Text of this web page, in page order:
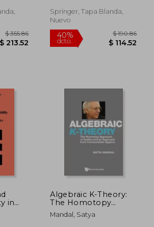
$ 213.52
Springer, Tapa Blanda,
Nuevo
40%
dcto.
in
Algebraic K-Theory:
The Homotopy
Approach of Quillen
and an Approach
Mandal, Satya